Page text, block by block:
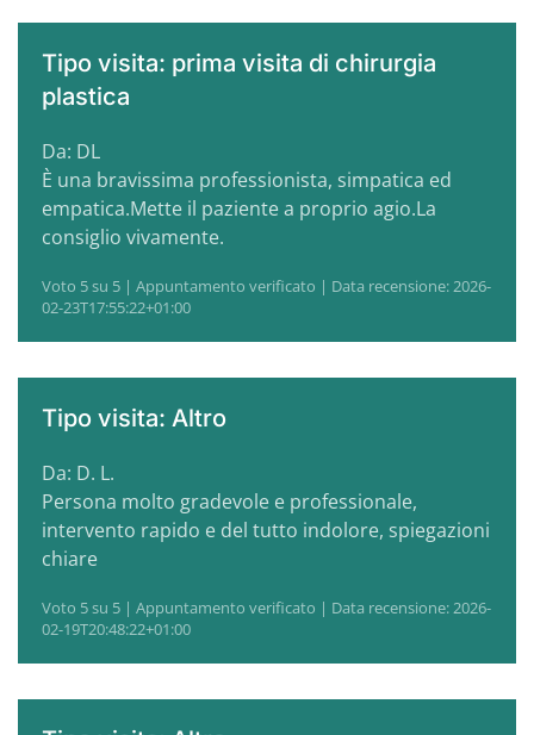
Tipo visita: prima visita di chirurgia
plastica
Da: DL
È una bravissima professionista, simpatica ed
empatica.Mette il paziente a proprio agio.La
consiglio vivamente.
Voto 5 su 5 | Appuntamento verificato | Data recensione: 2026-
02-23T17:55:22+01:00
Tipo visita: Altro
Da: D. L.
Persona molto gradevole e professionale,
intervento rapido e del tutto indolore, spiegazioni
chiare
Voto 5 su 5 | Appuntamento verificato | Data recensione: 2026-
02-19T20:48:22+01:00